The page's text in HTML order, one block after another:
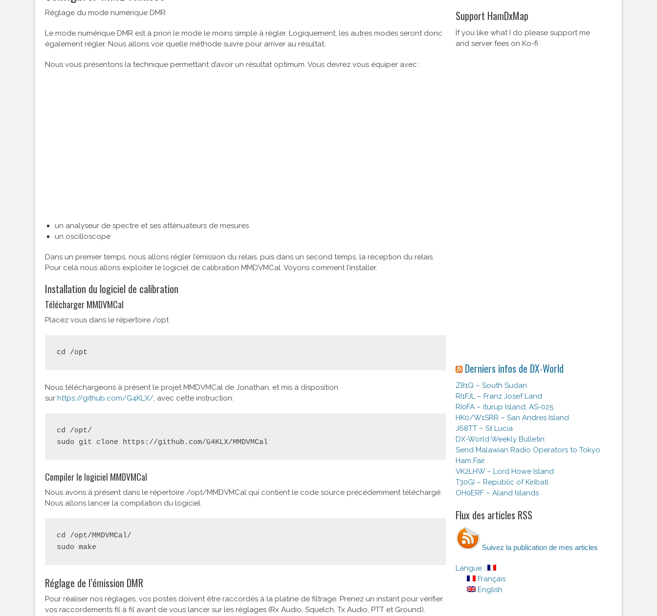
Réglage du mode numérique DMR
Le mode numérique DMR est à priori le mode le moins simple à régler. Logiquement, les autres modes seront donc
également régler. Nous allons voir quelle méthode suivre pour arriver au résultat.
Nous vous présentons la technique permettant d’avoir un résultat optimum. Vous devrez vous équiper avec :
un analyseur de spectre et ses atténuateurs de mesures
un oscilloscope
Dans un premier temps, nous allons régler l’émission du relais, puis dans un second temps, la réception du relais.
Pour celà nous allons exploiter le logiciel de calibration MMDVMCal. Voyons comment l’installer.
Installation du logiciel de calibration
Télécharger MMDVMCal
Placez vous dans le répertoire /opt
cd /opt
Nous téléchargeons à présent le projet MMDVMCal de Jonathan, et mis à disposition
sur https://github.com/G4KLX/ , avec cette instruction:
cd /opt/
sudo git clone https://github.com/G4KLX/MMDVMCal
Compiler le logiciel MMDVMCal
Nous avons à présent dans le répertoire /opt/MMDVMCal qui contient le code source précédemment téléchargé.
Nous allons lancer la compilation du logiciel.
cd /opt/MMDVMCal/
sudo make
Réglage de l’émission DMR
Pour réaliser nos réglages, vos postes doivent être raccordés à la platine de filtrage. Prenez un instant pour vérifier
vos raccordements fil à fil avant de vous lancer sur les réglages (Rx Audio, Squelch, Tx Audio, PTT et Ground).
Support HamDxMap
If you like what I do please support me
and server fees on Ko-fi
Derniers infos de DX-World
Z81Q – South Sudan
RI1FJL – Franz Josef Land
RI0FA – Iturup Island, AS-025
HK0/W1SRR – San Andres Island
J68TT – St Lucia
DX-World Weekly Bulletin
Send Malawian Radio Operators to Tokyo
Ham Fair
VK2LHW – Lord Howe Island
T30GI – Republic of Kiribati
OH0ERF – Aland Islands
Flux des articles RSS
Suivez la publication de mes articles
Langue :
Français
English